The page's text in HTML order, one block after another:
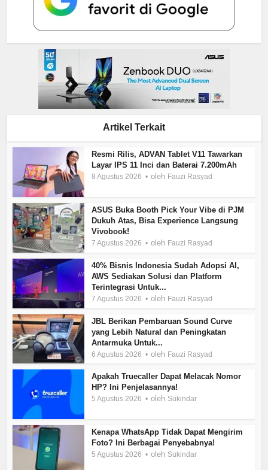
Artikel Terkait
Resmi Rilis, ADVAN Tablet V11 Tawarkan
Layar IPS 11 Inci dan Baterai 7.200mAh
8 Agustus 2026 oleh Fauzi Rasyad
ASUS Buka Booth Pick Your Vibe di PJM
Dukuh Atas, Bisa Experience Langsung
Vivobook!
7 Agustus 2026 oleh Fauzi Rasyad
40% Bisnis Indonesia Sudah Adopsi AI,
AWS Sediakan Solusi dan Platform
Terintegrasi Untuk...
7 Agustus 2026 oleh Fauzi Rasyad
JBL Berikan Pembaruan Sound Curve
yang Lebih Natural dan Peningkatan
Antarmuka Untuk...
6 Agustus 2026 oleh Fauzi Rasyad
Apakah Truecaller Dapat Melacak Nomor
HP? Ini Penjelasannya!
5 Agustus 2026 oleh Sukindar
Kenapa WhatsApp Tidak Dapat Mengirim
Foto? Ini Berbagai Penyebabnya!
5 Agustus 2026 oleh Sukindar